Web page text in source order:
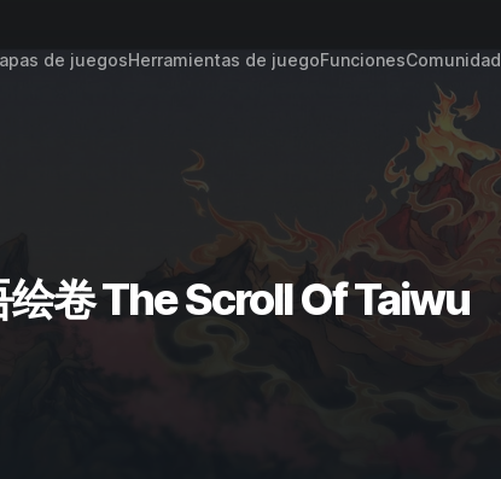
de juegosHerramientas de juegoFuncionesComunidad
卷 The Scroll Of Taiwu